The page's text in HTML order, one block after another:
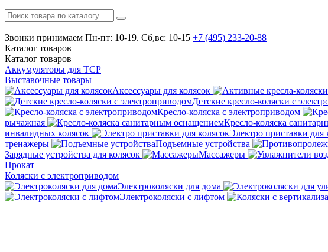
Звонки принимаем Пн-пт: 10-19. Сб,вс: 10-15 +7 (495) 233-20-88
Каталог товаров
Каталог товаров
Аккумуляторы для ТСР
Выставочные товары
Аксессуары для колясок
Детские кресло-коляски с
Кресло-коляска с электроприводом
рычажная
Кресло-коляска
инвалидных колясок
Электро приставки для
тренажеры
Подъемные устройства
Зарядные устройства для колясок
Массажеры
Прокат
Коляски с электроприводом
Электроколяски для дома
Электроколяски с лифтом